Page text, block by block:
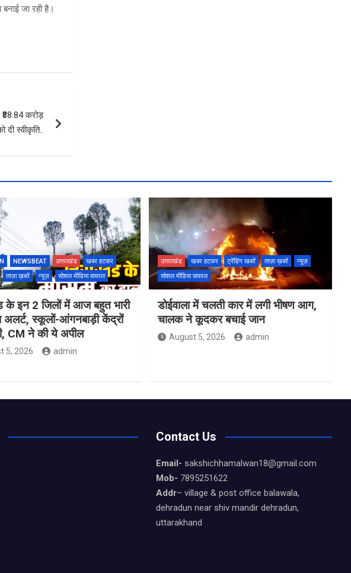
जा रही है।
करोड़
दी स्वीकृति..
NEWSBEAT उत्तराखंड
खबर हटकर
ताज़ा ख़बरें न्यूज़ सोशल मीडिया वायरल
के इन 2 जिलों में आज बहुत भारी
अलर्ट, स्कूलों-आंगनबाड़ी केंद्रों
CM ने की ये अपील
5, 2026 admin
उत्तराखंड खबर हटकर ट्रेंडिंग खबरें ताज़ा ख़बरें
न्यूज़
सोशल मीडिया वायरल
डोईवाला में चलती कार में लगी भीषण आग,
चालक ने कूदकर बचाई जान
August 5, 2026 admin
Contact Us
Email- sakshichhamalwan18@gmail.com
Mob- 7895251622
Addr– village & post office balawala,
dehradun near shiv mandir dehradun,
uttarakhand